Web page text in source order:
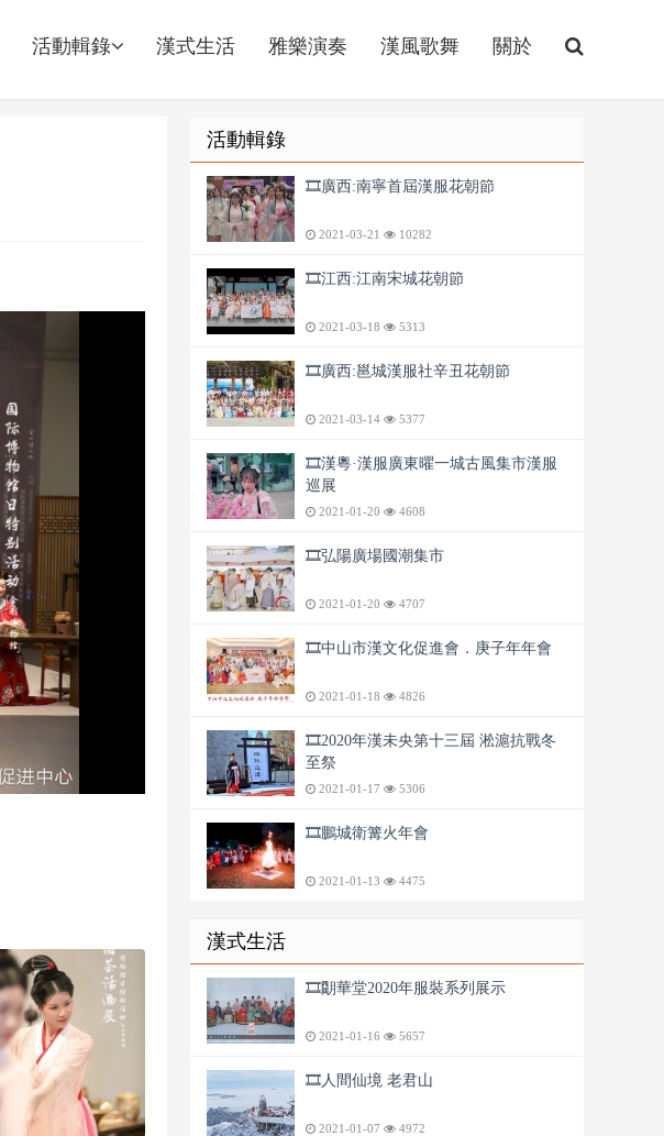
活動輯錄 漢式生活 雅樂演奏 漢風歌舞 關於
活動輯錄
🎞️廣西:南寧首屆漢服花朝節
2021-03-21 10282
🎞️江西:江南宋城花朝節
2021-03-18 5313
🎞️廣西:邕城漢服社辛丑花朝節
2021-03-14 5377
🎞️漢粵·漢服廣東曜一城古風集市漢服
巡展
2021-01-20 4608
🎞️弘陽廣場國潮集市
2021-01-20 4707
🎞️中山市漢文化促進會．庚子年年會
2021-01-18 4826
🎞️2020年漢未央第十三屆 淞滬抗戰冬
至祭
2021-01-17 5306
🎞️鵬城衛篝火年會
2021-01-13 4475
漢式生活
🎞️朙華堂2020年服裝系列展示
2021-01-16 5657
🎞️人間仙境 老君山
2021-01-07 4972